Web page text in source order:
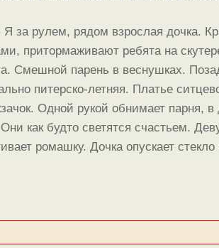
Я за рулем, рядом взрослая дочка.
притормаживают ребята на
Смешной парень в веснушках.
питерско-летняя. Платье
Одной рукой обнимает парня,
как будто светятся счастьем.
ромашку. Дочка опускает